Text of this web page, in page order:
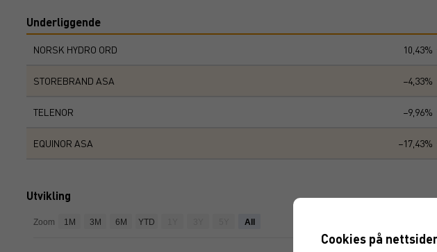
Underliggende
NORSK HYDRO ORD 10,43%
STOREBRAND ASA −4,33%
TELENOR −9,96%
EQUINOR ASA −17,43%
Utvikling
Zoom 1M 3M 6M YTD All
Cookies på